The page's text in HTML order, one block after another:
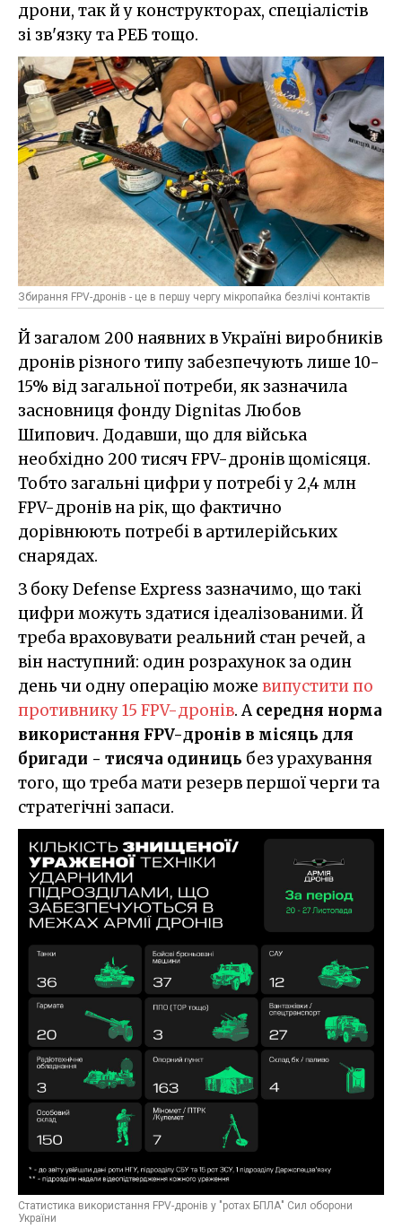
дрони, так й у конструкторах, спеціалістів
зі зв'язку та РЕБ тощо.
Збирання FPV-дронів - це в першу чергу мікропайка безлічі контактів
Й загалом 200 наявних в Україні виробників
дронів різного типу забезпечують лише 10-
15% від загальної потреби, як зазначила
засновниця фонду Dignitas Любов
Шипович. Додавши, що для війська
необхідно 200 тисяч FPV-дронів щомісяця.
Тобто загальні цифри у потребі у 2,4 млн
FPV-дронів на рік, що фактично
дорівнюють потребі в артилерійських
снарядах.
З боку Defense Express зазначимо, що такі
цифри можуть здатися ідеалізованими. Й
треба враховувати реальний стан речей, а
він наступний: один розрахунок за один
день чи одну операцію може випустити по
противнику 15 FPV-дронів. Асередня норма
використання FPV-дронів в місяць для
бригади - тисяча одиниць без урахування
того, що треба мати резерв першої черги та
стратегічні запаси.
Статистика використання FPV-дронів у "ротах БПЛА" Сил оборони
України